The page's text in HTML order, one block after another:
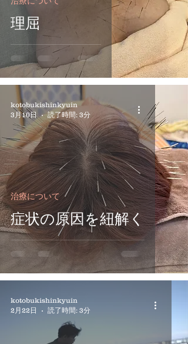
理屈
症状の原因を紐解く
治療について
kotobukishinkyuin
3月10日
読了時間: 3分
kotobukishinkyuin
2月22日
読了時間: 3分